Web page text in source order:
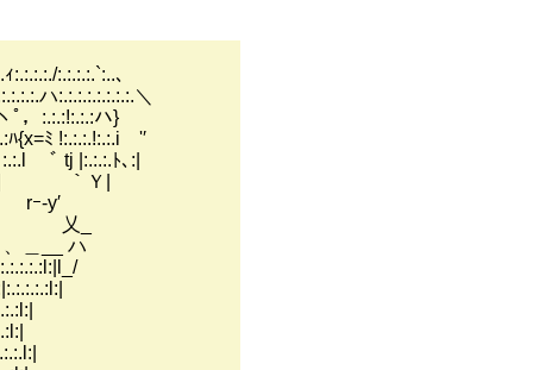
､
＼
ハ}
'′
ﾄ､:|
Ｙ|
乂_
__ ハ